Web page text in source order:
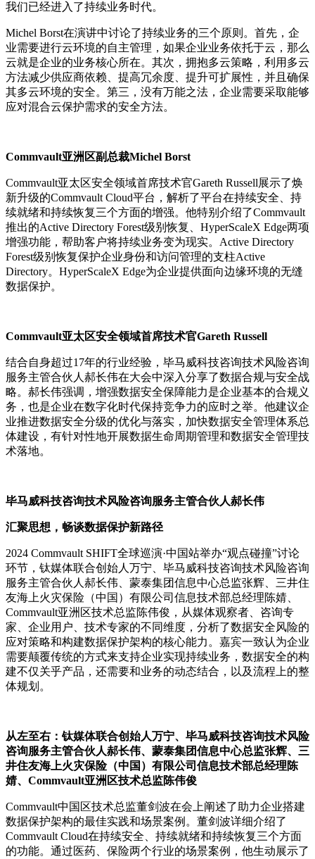
我们已经进入了持续业务时代。
Michel Borst在演讲中讨论了持续业务的三个原则。首先，企
业需要进行云环境的自主管理，如果企业业务依托于云，那么
云就是企业的业务核心所在。其次，拥抱多云策略，利用多云
方法减少供应商依赖、提高冗余度、提升可扩展性，并且确保
其多云环境的安全。第三，没有万能之法，企业需要采取能够
应对混合云保护需求的安全方法。
Commvault亚洲区副总裁Michel Borst
Commvault亚太区安全领域首席技术官Gareth Russell展示了焕
新升级的Commvault Cloud平台，解析了平台在持续安全、持
续就绪和持续恢复三个方面的增强。他特别介绍了Commvault
推出的Active Directory Forest级别恢复、HyperScaleX Edge两项
增强功能，帮助客户将持续业务变为现实。Active Directory
Forest级别恢复保护企业身份和访问管理的支柱Active
Directory。HyperScaleX Edge为企业提供面向边缘环境的无缝
数据保护。
Commvault亚太区安全领域首席技术官Gareth Russell
结合自身超过17年的行业经验，毕马威科技咨询技术风险咨询
服务主管合伙人郝长伟在大会中深入分享了数据合规与安全战
略。郝长伟强调，增强数据安全保障能力是企业基本的合规义
务，也是企业在数字化时代保持竞争力的应时之举。他建议企
业推进数据安全分级的优化与落实，加快数据安全管理体系总
体建设，有针对性地开展数据生命周期管理和数据安全管理技
术落地。
毕马威科技咨询技术风险咨询服务主管合伙人郝长伟
汇聚思想，畅谈数据保护新路径
2024 Commvault SHIFT全球巡演·中国站举办“观点碰撞”讨论
环节，钛媒体联合创始人万宁、毕马威科技咨询技术风险咨询
服务主管合伙人郝长伟、蒙泰集团信息中心总监张辉、三井住
友海上火灾保险（中国）有限公司信息技术部总经理陈婧、
Commvault亚洲区技术总监陈伟俊，从媒体观察者、咨询专
家、企业用户、技术专家的不同维度，分析了数据安全风险的
应对策略和构建数据保护架构的核心能力。嘉宾一致认为企业
需要颠覆传统的方式来支持企业实现持续业务，数据安全的构
建不仅关乎产品，还需要和业务的动态结合，以及流程上的整
体规划。
从左至右：钛媒体联合创始人万宁、毕马威科技咨询技术风险
咨询服务主管合伙人郝长伟、蒙泰集团信息中心总监张辉、三
井住友海上火灾保险（中国）有限公司信息技术部总经理陈
婧、Commvault亚洲区技术总监陈伟俊
Commvault中国区技术总监董剑波在会上阐述了助力企业搭建
数据保护架构的最佳实践和场景案例。董剑波详细介绍了
Commvault Cloud在持续安全、持续就绪和持续恢复三个方面
的功能。通过医药、保险两个行业的场景案例，他生动展示了